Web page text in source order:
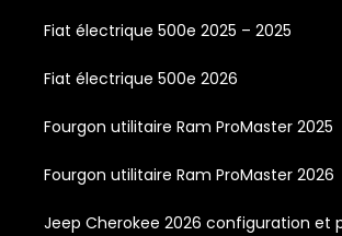
Fiat électrique 500e 2025 – 2025
Fiat électrique 500e 2026
Fourgon utilitaire Ram ProMaster 2025
Fourgon utilitaire Ram ProMaster 2026
Jeep Cherokee 2026 configuration et